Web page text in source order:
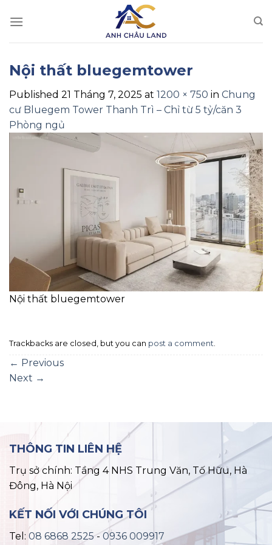
Nội thất bluegemtower
Published 21 Tháng 7, 2025 at 1200 × 750 in Chung
cư Bluegem Tower Thanh Trì – Chỉ từ 5 tỷ/căn 3
Phòng ngủ
Nội thất bluegemtower
Trackbacks are closed, but you can post a comment.
← Previous
Next →
THÔNG TIN LIÊN HỆ
Trụ sở chính: Tầng 4 NHS Trung Văn, Tố Hữu, Hà
Đông, Hà Nội
KẾT NỐI VỚI CHÚNG TÔI
Tel: 08 6868 2525-0936 009917